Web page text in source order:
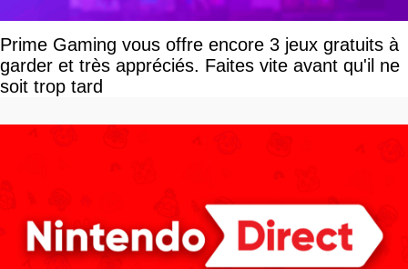
Prime Gaming vous offre encore 3 jeux gratuits à
garder et très appréciés. Faites vite avant qu'il ne
soit trop tard